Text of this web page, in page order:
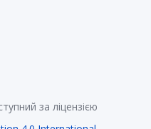
за ліцензією